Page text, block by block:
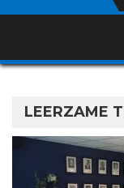
LEERZAME